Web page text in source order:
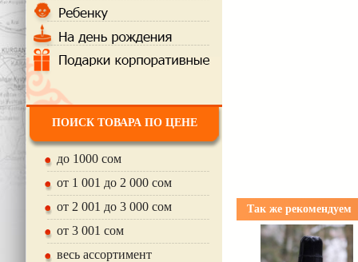
ПОИСК ТОВАРА ПО ЦЕНЕ
до 1000 сом
от 1 001 до 2 000 сом
от 2 001 до 3 000 сом
от 3 001 сом
весь ассортимент
Так же рекомендуем